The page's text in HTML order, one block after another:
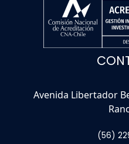
Avenida Libertador
(56)